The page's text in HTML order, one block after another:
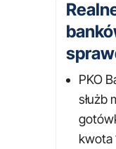
PKO
służb
kwota